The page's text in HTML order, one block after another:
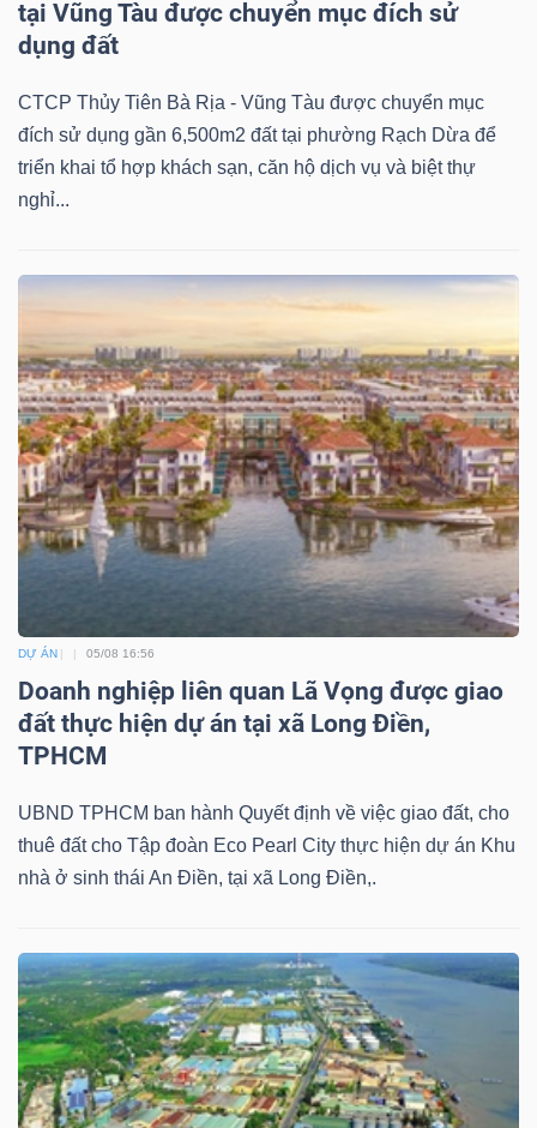
tại Vũng Tàu được chuyển mục đích sử
dụng đất
CTCP Thủy Tiên Bà Rịa - Vũng Tàu được chuyển mục
đích sử dụng gần 6,500m2 đất tại phường Rạch Dừa để
triển khai tổ hợp khách sạn, căn hộ dịch vụ và biệt thự
nghỉ...
DỰ ÁN 05/08 16:56
Doanh nghiệp liên quan Lã Vọng được giao
đất thực hiện dự án tại xã Long Điền,
TPHCM
UBND TPHCM ban hành Quyết định về việc giao đất, cho
thuê đất cho Tập đoàn Eco Pearl City thực hiện dự án Khu
nhà ở sinh thái An Điền, tại xã Long Điền,.